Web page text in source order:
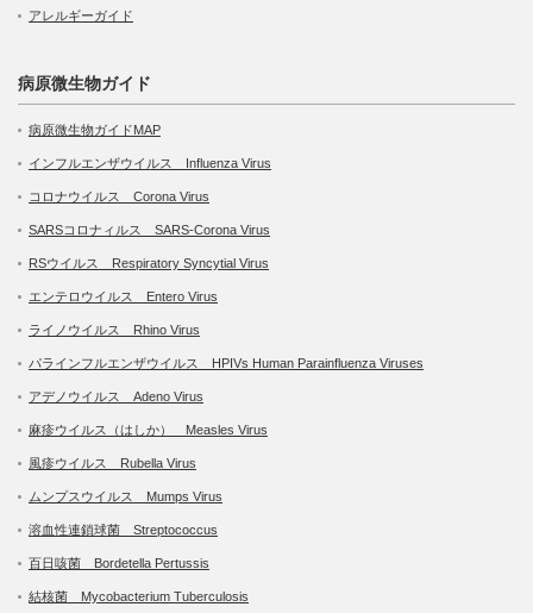
アレルギーガイド
病原微生物ガイド
病原微生物ガイドMAP
インフルエンザウイルス Influenza Virus
コロナウイルス Corona Virus
SARSコロナィルス SARS-Corona Virus
RSウイルス Respiratory Syncytial Virus
エンテロウイルス Entero Virus
ライノウイルス Rhino Virus
パラインフルエンザウイルス HPIVs Human Parainfluenza Viruses
アデノウイルス Adeno Virus
麻疹ウイルス（はしか） Measles Virus
風疹ウイルス Rubella Virus
ムンプスウイルス Mumps Virus
溶血性連鎖球菌 Streptococcus
百日咳菌 Bordetella Pertussis
結核菌 Mycobacterium Tuberculosis